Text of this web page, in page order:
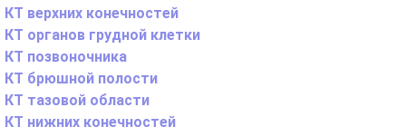
КТ верхних конечностей
КТ органов грудной клетки
КТ позвоночника
КТ брюшной полости
КТ тазовой области
КТ нижних конечностей